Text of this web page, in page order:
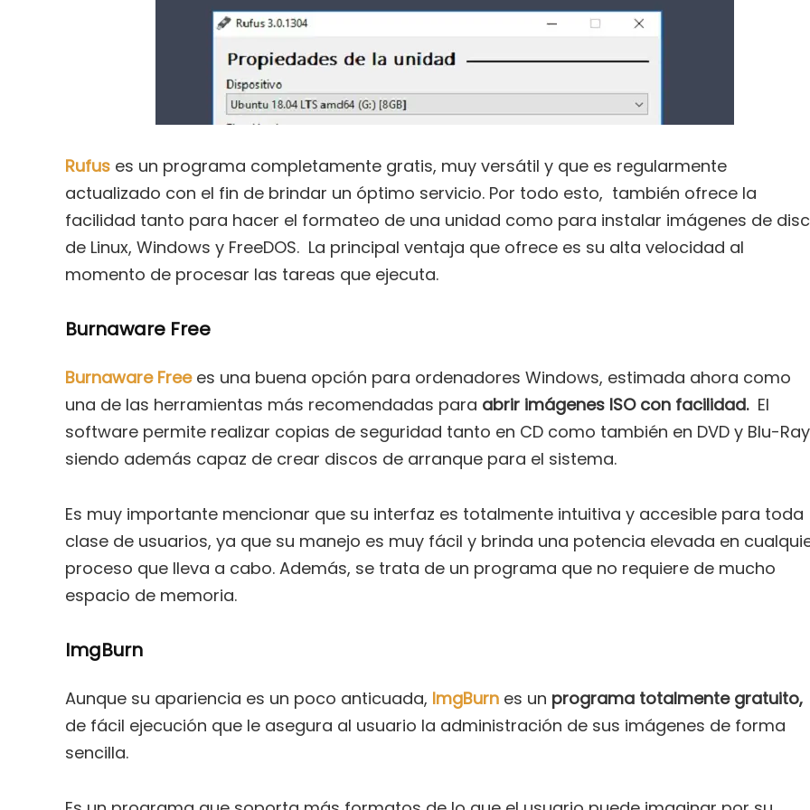
Rufus es un programa completamente gratis, muy versátil y que es regularmente
actualizado con el fin de brindar un óptimo servicio. Por todo esto, también ofrece la
facilidad tanto para hacer el formateo de una unidad como para instalar imágenes de
de Linux, Windows y FreeDOS. La principal ventaja que ofrece es su alta velocidad al
momento de procesar las tareas que ejecuta.
Burnaware Free
Burnaware Freees una buena opción para ordenadores Windows, estimada ahora como
una de las herramientas más recomendadas para abrir imágenes ISO con facilidad.El
software permite realizar copias de seguridad tanto en CD como también en DVD y Blu-
siendo además capaz de crear discos de arranque para el sistema.
Es muy importante mencionar que su interfaz es totalmente intuitiva y accesible para toda
clase de usuarios, ya que su manejo es muy fácil y brinda una potencia elevada en
proceso que lleva a cabo. Además, se trata de un programa que no requiere de mucho
espacio de memoria.
ImgBurn
Aunque su apariencia es un poco anticuada, ImgBurn es un programa totalmente gratuito,
de fácil ejecución que le asegura al usuario la administración de sus imágenes de forma
sencilla.